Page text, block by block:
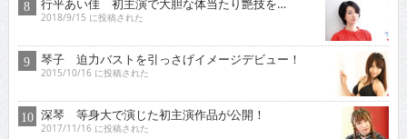
2018/9/15 に投稿された
琴子 迫力バストを引っさげイメージデビュー！
2015/10/16 に投稿された
深琴 等身大で演じた初主演作品が公開！
2017/11/16 に投稿された